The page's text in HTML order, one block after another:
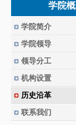
学院
学院简介
学院领导
领导分工
机构设置
历史沿革
联系我们